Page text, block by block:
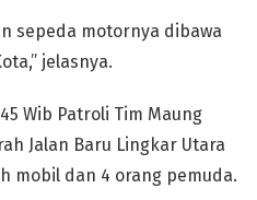
sepeda motornya dibawa
jelasnya.
Wib Patroli Tim Maung
Jalan Baru Lingkar Utara
mobil dan 4 orang pemuda.